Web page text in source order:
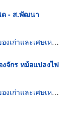
ด - ส.พัฒนา
ก่าและเศษเหล็ก
งจักร หม้อแปลงไฟ
ก่าและเศษเหล็ก